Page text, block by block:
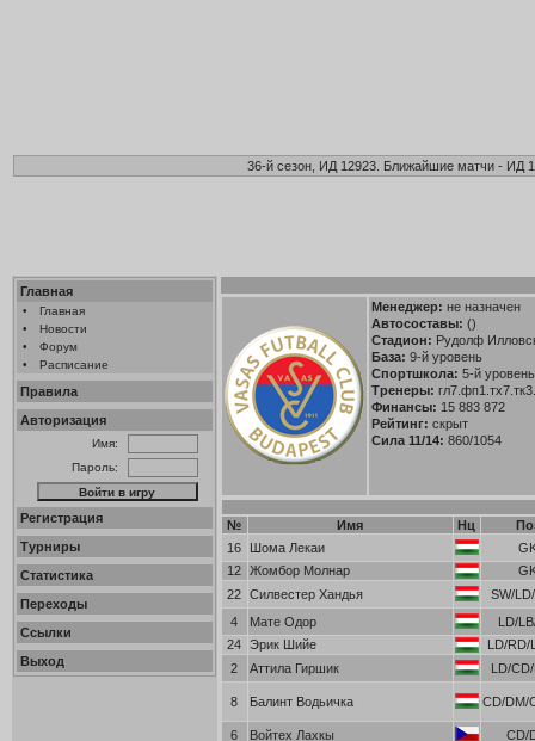
36-й сезон, ИД 12923. Ближайшие матчи - ИД
Главная
•
Главная
•
Новости
•
Форум
•
Расписание
Правила
Авторизация
Имя:
Пароль:
Регистрация
Турниры
Статистика
Переходы
Ссылки
Выход
Менеджер: не назначен
Автосоставы: ()
Стадион: Рудолф
База: 9-й уровень
Спортшкола: 5-й
Тренеры:
Финансы: 15 883 872
Рейтинг: скрыт
Сила 11/14: 860/1054
№ Имя Нц
16
Шома Лекаи
12 Жомбор Молнар
22 Силвестер Хандья
SW/
4
Мате Одор
LD/
24 Эрик Шийе
LD/RD/
2
Аттила Гиршик LD/
8 Балинт Водьичка CD/DM/
6 Войтех Лахкы
CD/